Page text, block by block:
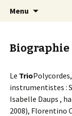
Trio
Menu
Biographie
Le Trio
instrumentistes :
Isabelle Daups ,
2008), Florentino